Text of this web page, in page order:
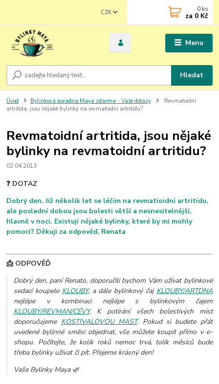
Menu
CZK
Hledat
0 ks
za 0 Kč
Úvod Bylinková poradna Maya zdarma - Vaše dotazy
Revmatoidní
artritida, jsou nějaké bylinky na revmatoidní artritidu?
Revmatoidní artritida, jsou nějaké
bylinky na revmatoidní artritidu?
02.04.2013
❓ DOTAZ
Dobrý den. Již několik let se léčím na revmatioidní artritidu,
ale poslední dobou jsou bolesti větší a nesnesitelnější,
hlavně v noci. Existují nějaké bylinky, které by mi mohly
pomoci? Děkuji za odpověď, Renata
📩 ODPOVĚĎ
Dobrý den, paní Renato, doporučili bychom Vám užívat bylinkové
sedací koupele KLOUBY, a dále bylinkový čaj KLOUBY/ARTDNA
nejlépe v kombinaci nejlépe s bylinkovým čajem
KLOUBY/REVMAN/CÉVY. K potírání všech bolestivých míst
doporučujeme KOSTIVALOVOU MAST. Pokud si budete přát
uvedené bylinné směsi objednat, vše můžete koupit přímo v e-
shopu. Počítejte, že kolik roků nemoc trvá, tolik měsíců bude
třeba bylinky užívat či pít. Přejeme krásný den!
Vaše Bylinky Maya 🌿